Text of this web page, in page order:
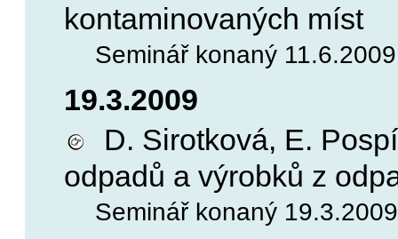
kontaminovaných míst
Seminář konaný
19.3.2009
D. Sirotková, E.
odpadů a výrobků z
Seminář konaný